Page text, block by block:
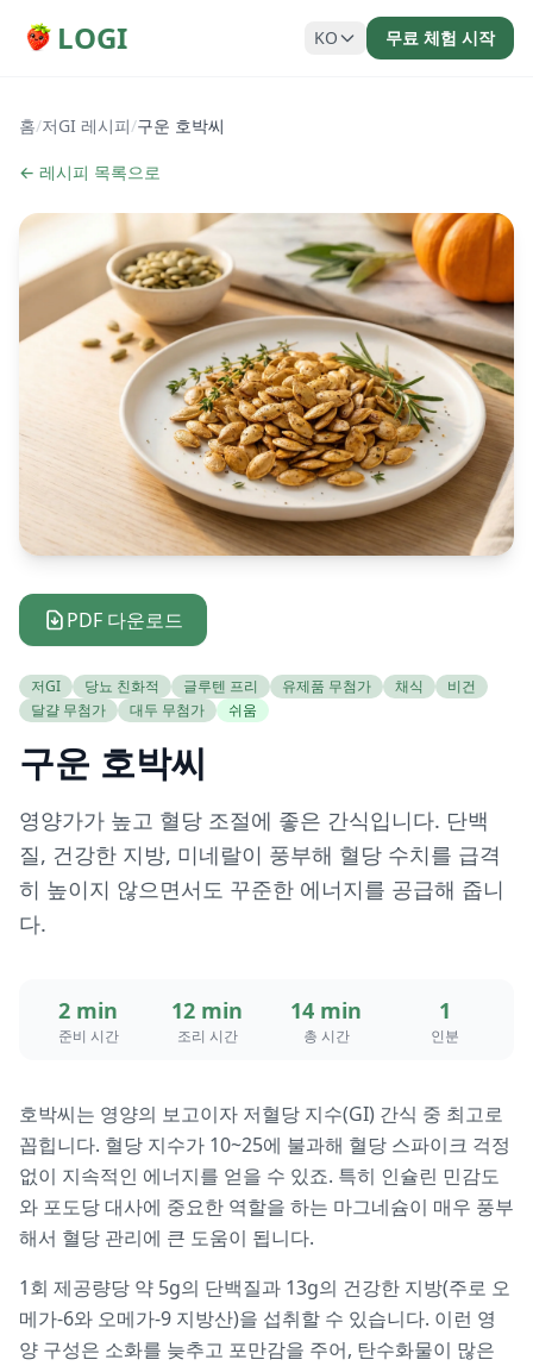
LOGI KO 무료 체험 시작
홈/저GI 레시피/구운 호박씨
← 레시피 목록으로
PDF 다운로드
저GI 당뇨 친화적 글루텐 프리 유제품 무첨가 채식
비건
달걀 무첨가
대두 무첨가 쉬움
구운 호박씨
영양가가 높고 혈당 조절에 좋은 간식입니다. 단백
질, 건강한 지방, 미네랄이 풍부해 혈당 수치를 급격
히 높이지 않으면서도 꾸준한 에너지를 공급해 줍니
다.
2 min
준비 시간
12 min
조리 시간
14 min
총 시간
1
인분
호박씨는 영양의 보고이자 저혈당 지수(GI) 간식 중 최고로
꼽힙니다. 혈당 지수가 10~25에 불과해 혈당 스파이크 걱정
없이 지속적인 에너지를 얻을 수 있죠. 특히 인슐린 민감도
와 포도당 대사에 중요한 역할을 하는 마그네슘이 매우 풍부
해서 혈당 관리에 큰 도움이 됩니다.
1회 제공량당 약 5g의 단백질과 13g의 건강한 지방(주로 오
메가-6와 오메가-9 지방산)을 섭취할 수 있습니다. 이런 영
양 구성은 소화를 늦추고 포만감을 주어, 탄수화물이 많은